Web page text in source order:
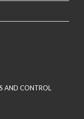
AND CONTROL